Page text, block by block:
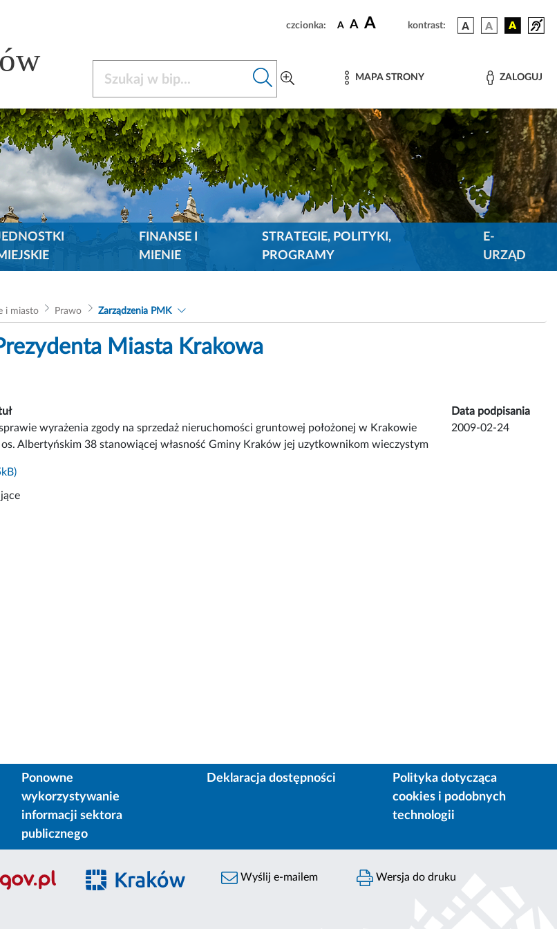
czcionka: A A A kontrast:
MAPA STRONY ZALOGUJ
FINANSE I
MIENIE
STRATEGIE, POLITYKI,
PROGRAMY
E-
URZĄD
i miasto Prawo Zarządzenia PMK
Miasta Krakowa
Data podpisania
wyrażenia zgody na sprzedaż nieruchomości gruntowej położonej w Krakowie
os. Albertyńskim 38 stanowiącej własność Gminy Kraków jej uzytkownikom wieczystym
2009-02-24
Ponowne
wykorzystywanie
informacji sektora
publicznego
Deklaracja dostępności
Polityka dotycząca
cookies i podobnych
technologii
Wyślij e-mailem Wersja do druku